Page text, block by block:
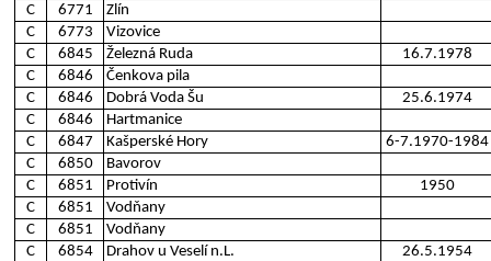
C
6771
Zlín
C
6773
Vizovice
C
6845 Železná Ruda
16.7.1978
C
6846
Čenkova pila
C
6846 Dobrá Voda Šu
25.6.1974
C
6846
Hartmanice
C
6847 Kašperské Hory
6-7.1970-1984
C
6850
Bavorov
C
6851 Protivín
1950
C
6851
Vodňany
C
6851
Vodňany
C
6854 Drahov u Veselí n.L.
26.5.1954